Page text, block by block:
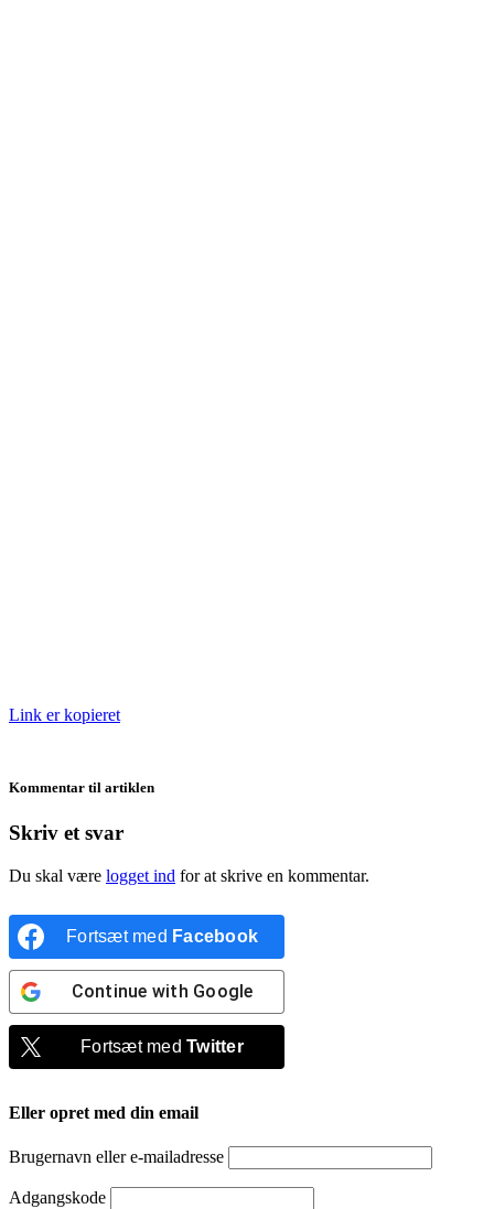
Link er kopieret
Kommentar til artiklen
Skriv et svar
Du skal være logget ind for at skrive en kommentar.
Fortsæt med Facebook
Continue with Google
Fortsæt medTwitter
Eller opret med din email
Brugernavn eller e-mailadresse
Adgangskode